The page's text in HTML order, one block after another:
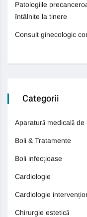
Patologiile
întâlnite la tinere
Consult ginecologic
Categorii
Aparatură medicală de
Boli & Tratamente
Boli infecțioase
Cardiologie
Cardiologie
Chirurgie estetică